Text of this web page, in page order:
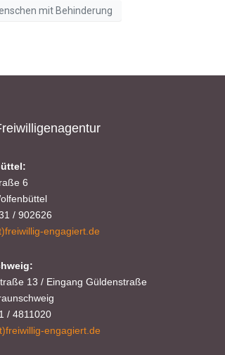
mit Behinderung
6
/ 902626
engagiert.de
13 / Eingang Güldenstraße
/ 4811020
engagiert.de
auf Wunsch auch eine
Sylja Baranowski
05331/902626
[at] freiwillig-engagiert.de